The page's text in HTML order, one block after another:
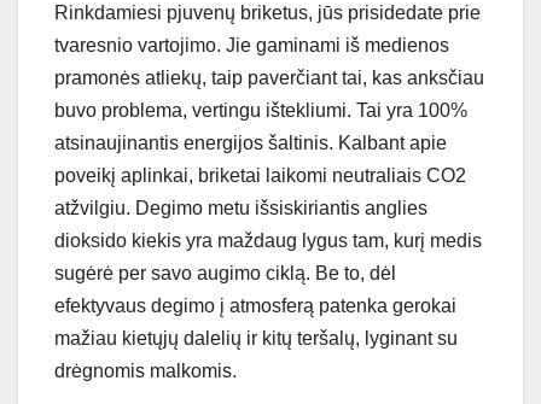
Rinkdamiesi pjuvenų briketus, jūs prisidedate prie
tvaresnio vartojimo. Jie gaminami iš medienos
pramonės atliekų, taip paverčiant tai, kas anksčiau
buvo problema, vertingu ištekliumi. Tai yra 100%
atsinaujinantis energijos šaltinis. Kalbant apie
poveikį aplinkai, briketai laikomi neutraliais CO2
atžvilgiu. Degimo metu išsiskiriantis anglies
dioksido kiekis yra maždaug lygus tam, kurį medis
sugėrė per savo augimo ciklą. Be to, dėl
efektyvaus degimo į atmosferą patenka gerokai
mažiau kietųjų dalelių ir kitų teršalų, lyginant su
drėgnomis malkomis.